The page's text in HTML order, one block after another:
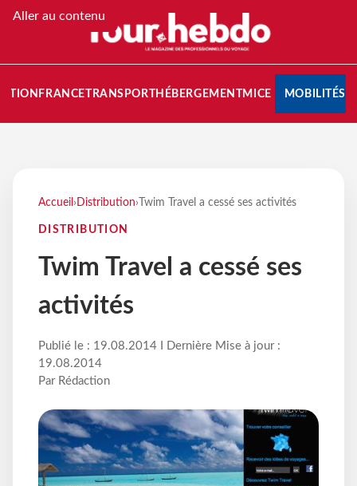
Aller au contenu
FRANCETRANSPORT HÉBERGEMENTMICE MOBILITÉS
Accueil › Distribution› Twim Travel a cessé ses activités
DISTRIBUTION
Twim Travel a cessé ses
activités
Publié le : 19.08.2014 I Dernière Mise à jour :
19.08.2014
Par Rédaction